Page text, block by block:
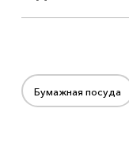
Бумажная посуда